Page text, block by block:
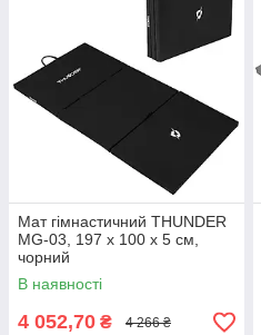
Мат гімнастичний THUNDER
MG-03, 197 х 100 х 5 см,
чорний
В наявності
4 052,70 ₴ 4 266 ₴